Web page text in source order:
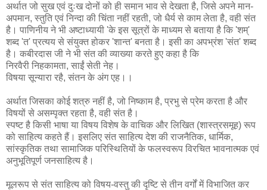
अर्थात जो सुख एवं दुःख दोनों को ही समान भाव से देखता है, जिसे अपने मान-
अपमान, स्तुति एवं निन्दा की चिंता नहीं रहती, जो धैर्य से काम लेता है, वही संत
है। पाणिनीय ने भी अष्टाध्यायी 'के इस सूत्रों के माध्यम से बताया है कि 'शम्'
शब्द 'त' प्रत्यय से संयुक्त होकर 'शान्त' बनता है। इसी का अपभ्रंश 'संत' शब्द
है। कबीरदास जी ने भी संत की व्याख्या करते हुए कहा है कि
निरवैरी निहकामता, साईं सेती नेह।
विषया सून्यारा रहै, संतन के अंग एह।।
अर्थात जिसका कोई शत्रु नहीं है, जो निष्काम है, प्रभु से प्रेम करता है और
विषयों से असम्पृक्त रहता है, वही संत है।
स्पष्ट है किसी भाषा या विषय विशेष के वाचिक और लिखित (शास्त्रसमूह) रूप
को साहित्य कहते हैं। इसलिए संत साहित्य देश की राजनैतिक, धार्मिक,
सांस्कृतिक तथा सामाजिक परिस्थितियों के फलस्वरूप विरचित भावनात्मक एवं
अनुभूतिपूर्ण जनसाहित्य है।
मूलरूप से संत साहित्य को विषय-वस्तु की दृष्टि से तीन वर्गों में विभाजित कर